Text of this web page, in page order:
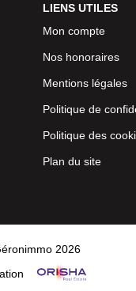
LIENS UTILES
Mon compte
Nos honoraires
Mentions légales
Politique de
Politique des
Plan du site
2026